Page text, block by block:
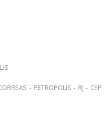
– PETROPOLIS – RJ – CEP